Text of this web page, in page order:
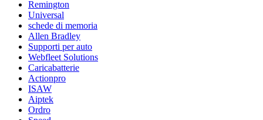
Remington
Universal
schede di memoria
Allen Bradley
Supporti per auto
Webfleet Solutions
Caricabatterie
Actionpro
ISAW
Aiptek
Ordro